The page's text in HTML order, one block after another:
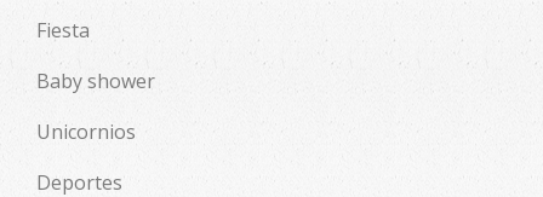
Fiesta
Baby shower
Unicornios
Deportes